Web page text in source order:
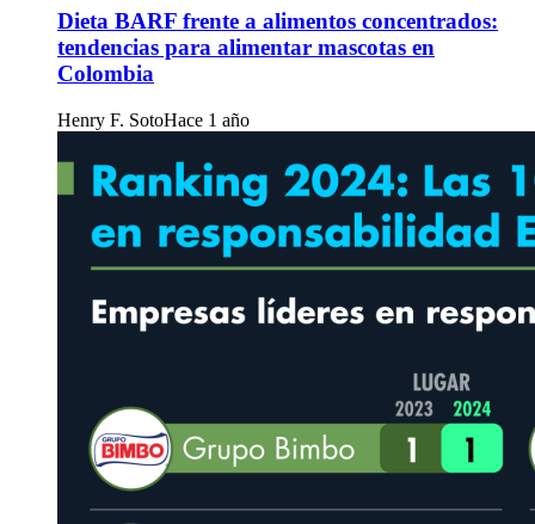
Dieta BARF frente a alimentos concentrados:
tendencias para alimentar mascotas en
Colombia
Henry F. SotoHace 1 año